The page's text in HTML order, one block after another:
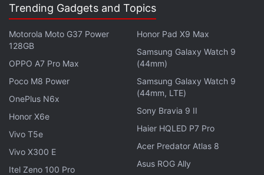
குவாலிட்டி எப்படி இருக்கும்னு தெரிஞ்சுக்க எல்லா டெக்
ரசிகர்களும் ஆர்வமா இருக்கோம். இந்த Xiaomi 17 Ultra
பத்தி உங்க கருத்து என்ன? நீங்க இந்த மொபைலை வாங்க
ரெடியா? உங்களோட எதிர்பார்ப்புகளை கமென்ட்ஸ்ல
சொல்லுங்க.
Trending Gadgets and Topics
Motorola Moto G37 Power
128GB
OPPO A7 Pro Max
Poco M8 Power
OnePlus N6x
Honor X6e
Vivo T5e
Vivo X300 E
Itel Zeno 100 Pro
Honor Pad X9 Max
Samsung Galaxy Watch 9
(44mm)
Samsung Galaxy Watch 9
(44mm, LTE)
Sony Bravia 9 II
Haier HQLED P7 Pro
Acer Predator Atlas 8
Asus ROG Ally